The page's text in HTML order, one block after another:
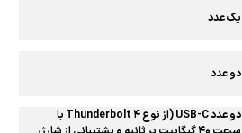
یک عدد
دو عدد
دو عدد USB-C (از نوع Thunderbolt ۴ با